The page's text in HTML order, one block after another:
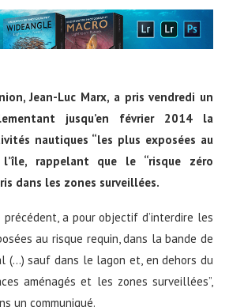
Jean-Luc Marx, a pris vendredi un
jusqu’en février 2014 la
nautiques “les plus exposées au
rappelant que le “risque zéro
dans les zones surveillées.
précédent, a pour objectif d’interdire les
au risque requin, dans la bande de
(…) sauf dans le lagon et, en dehors du
aménagés et les zones surveillées”,
un communiqué.